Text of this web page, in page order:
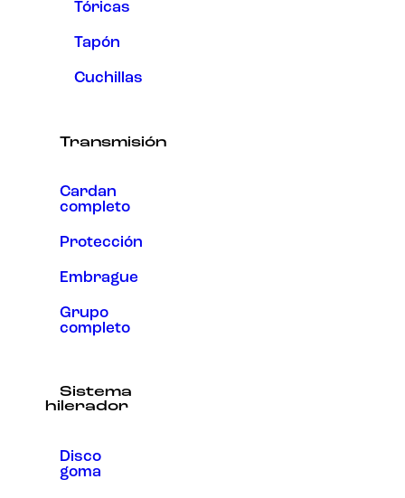
Tóricas
Tapón
Cuchillas
Transmisión
Cardan
completo
Protección
Embrague
Grupo
completo
Sistema
hilerador
Disco
goma